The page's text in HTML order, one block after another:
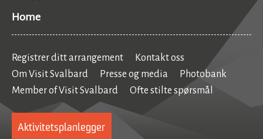
Home
Registrer ditt arrangement
Kontakt oss
Om Visit Svalbard
Presse og media
Photobank
Member of Visit Svalbard
Ofte stilte spørsmål
Aktivitetsplanlegger